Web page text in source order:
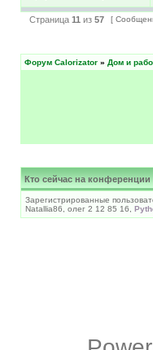
Страница 11 из 57 [
Форум Calorizator » Дом и
Кто сейчас на конференции
Зарегистрированные
Natallia86, олег 2 12 85 16,